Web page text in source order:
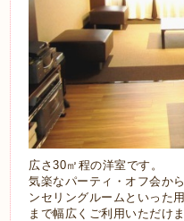
広さ30㎡程の洋室です。
気楽なパーティ・オフ会か
ンセリングルームといった
まで幅広くご利用いただけ